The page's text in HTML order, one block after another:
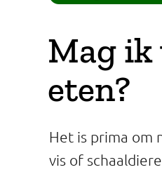
Afvallen
Zwanger en kind
Duurzaam eten
Mag ik
eten?
Het is prima om
vis of